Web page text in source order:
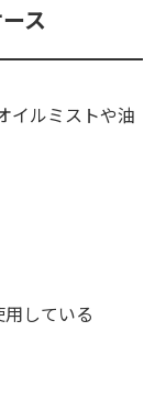
ス
イルミストや油
している